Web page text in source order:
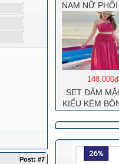
NAM NỮ
PHONG
QUỐC FORM
HÌNH THÊU
ĐẸP CỰC
LƯỢNG
TREND
148.000đ
SET ĐẦM
KIỂU KÈM
SAU(CÓ
Post:#7